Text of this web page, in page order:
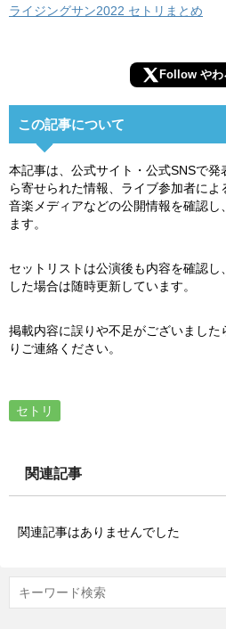
ライジングサン2022 セトリまとめ
Follow やわ
この記事について
本記事は、公式サイト・公式SNSで
ら寄せられた情報、ライブ参加者によ
音楽メディアなどの公開情報を確認
ます。
セットリストは公演後も内容を確認
した場合は随時更新しています。
掲載内容に誤りや不足がございました
りご連絡ください。
セトリ
関連記事
関連記事はありませんでした